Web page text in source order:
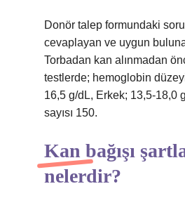
Donör talep formundaki
cevaplayan ve uygun
Torbadan kan alınmadan
testlerde; hemoglobin
16,5 g/dL, Erkek; 13,5-18,0
sayısı 150.
Kan bağışı
nelerdir?